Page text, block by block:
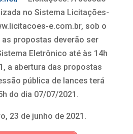
no Sistema Licitações-
e.com.br, sob o
as propostas deverão ser
Eletrônico até às 14h
a abertura das propostas
pública de lances terá
do dia 07/07/2021.
23 de junho de 2021.